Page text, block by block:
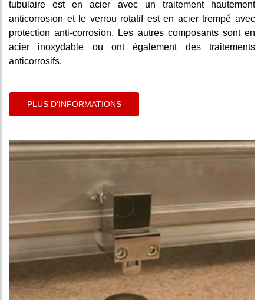
tubulaire est en acier avec un traitement hautement
anticorrosion et le verrou rotatif est en acier trempé avec
protection anti-corrosion. Les autres composants sont en
acier inoxydable ou ont également des traitements
anticorrosifs.
PLUS D'INFORMATIONS